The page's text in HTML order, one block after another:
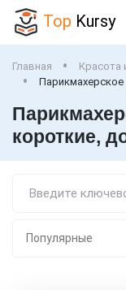
Top Kursy
Главная Красота
Парикмахерское
короткие,